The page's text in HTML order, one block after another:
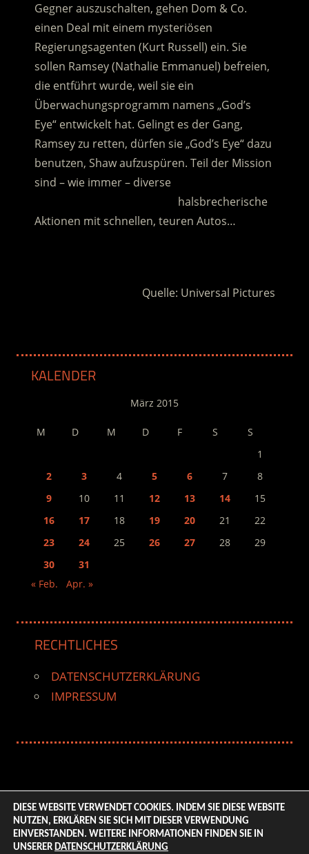
Gegner auszuschalten, gehen Dom & Co.
einen Deal mit einem mysteriösen
Regierungsagenten (Kurt Russell) ein. Sie
sollen Ramsey (Nathalie Emmanuel) befreien,
die entführt wurde, weil sie ein
Überwachungsprogramm namens „God’s
Eye“ entwickelt hat. Gelingt es der Gang,
Ramsey zu retten, dürfen sie „God’s Eye“ dazu
benutzen, Shaw aufzuspüren. Teil der Mission
sind – wie immer – diverse
halsbrecherische
Aktionen mit schnellen, teuren Autos…
Quelle: Universal Pictures
KALENDER
März 2015
M D M D F S
S
1
2
3 4 5 6 7
8
9
10 11 12 13 14
15
16
17 18 19 20 21
22
23
24 25 26 27 28
29
30
31
« Feb.
Apr. »
RECHTLICHES
DATENSCHUTZERKLÄRUNG
IMPRESSUM
© 2026 ENTERTAINMENT BASE – Life & Style Magazine.
All Rights Reserved. | Based on
DIESE WEBSITE VERWENDET COOKIES. INDEM SIE DIESE WEBSITE
NUTZEN, ERKLÄREN SIE SICH MIT DIESER VERWENDUNG
EINVERSTANDEN. WEITERE INFORMATIONEN FINDEN SIE IN
UNSERER DATENSCHUTZERKLÄRUNG